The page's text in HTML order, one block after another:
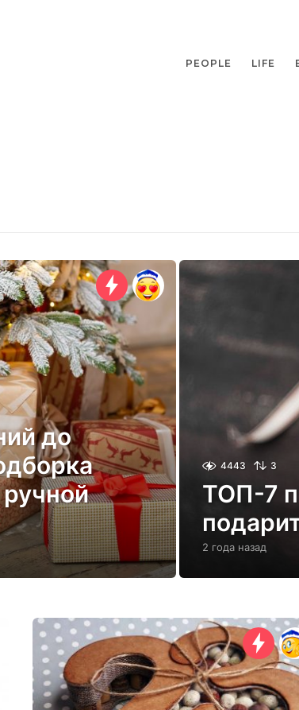
PEOPLE LIFE
до
4443 3
ТОП-7
2 года назад2
о
н
а
з
а
д